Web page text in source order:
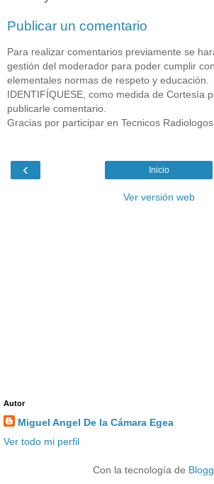
Publicar un comentario
Para realizar comentarios previamente se
gestión del moderador para poder cumplir
elementales normas de respeto y educación.
IDENTIFÍQUESE, como medida de Cortesía
publicarle comentario.
Gracias por participar en Tecnicos Radiologos
‹ Inicio
Ver versión web
Autor
Miguel Angel De la Cámara Egea
Ver todo mi perfil
Con la tecnología de